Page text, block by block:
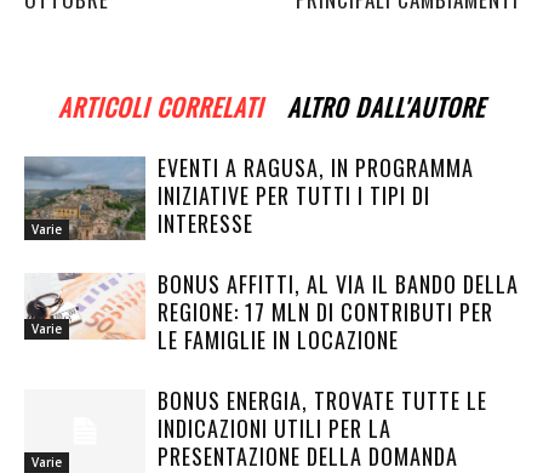
ARTICOLI CORRELATI ALTRO DALL'AUTORE
Varie
EVENTI A RAGUSA, IN PROGRAMMA
INIZIATIVE PER TUTTI I TIPI DI
INTERESSE
Varie
BONUS AFFITTI, AL VIA IL BANDO DELLA
REGIONE: 17 MLN DI CONTRIBUTI PER
LE FAMIGLIE IN LOCAZIONE
Varie
BONUS ENERGIA, TROVATE TUTTE LE
INDICAZIONI UTILI PER LA
PRESENTAZIONE DELLA DOMANDA